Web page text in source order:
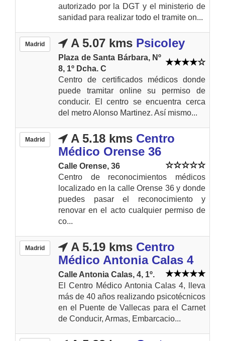
autorizado por la DGT y el ministerio de
sanidad para realizar todo el tramite on...
Madrid A 5.07 kms Psicoley
Plaza de Santa Bárbara, Nº
8, 1º Dcha. C
Centro de certificados médicos donde
puede tramitar online su permiso de
conducir. El centro se encuentra cerca
del metro Alonso Martinez. Así mismo...
Madrid A 5.18 kms Centro
Médico Orense 36
Calle Orense, 36
Centro de reconocimientos médicos
localizado en la calle Orense 36 y donde
puedes pasar el reconocimiento y
renovar en el acto cualquier permiso de
co...
Madrid A 5.19 kms Centro
Médico Antonia Calas 4
Calle Antonia Calas, 4, 1º.
El Centro Médico Antonia Calas 4, lleva
más de 40 años realizando psicotécnicos
en el Puente de Vallecas para el Carnet
de Conducir, Armas, Embarcacio...